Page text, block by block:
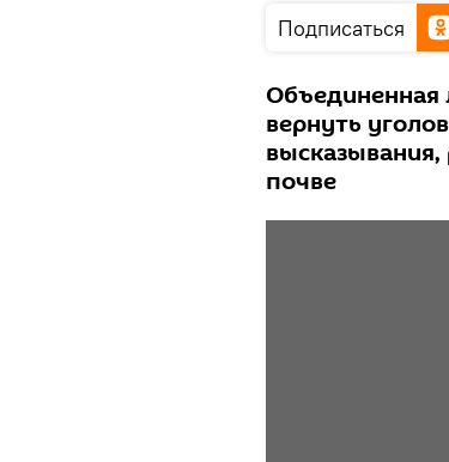
Подписаться
Объединенная
вернуть
почве